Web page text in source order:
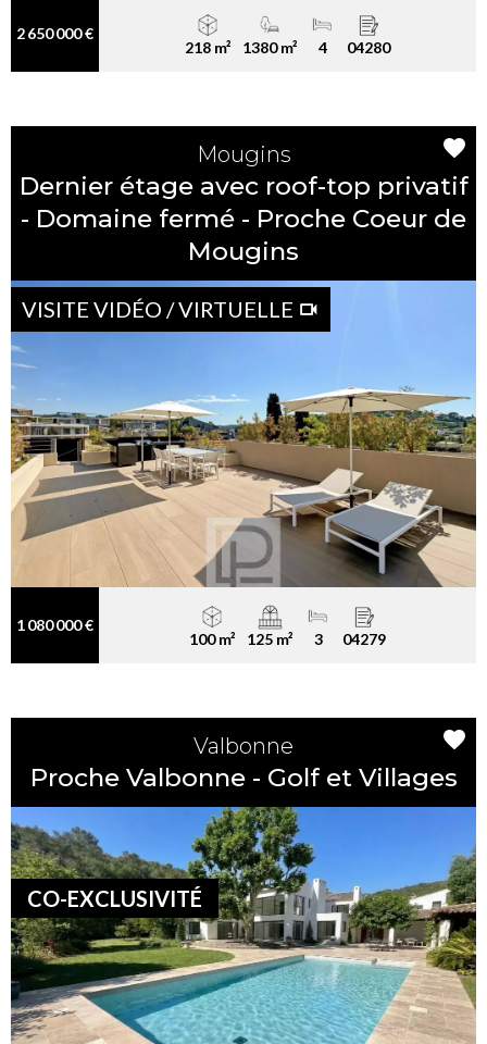
2 650 000 €
218 m² 1380 m² 4 04280
Mougins
Dernier étage avec roof-top privatif
- Domaine fermé - Proche Coeur de
Mougins
1 080 000 €
100 m² 125 m² 3 04279
VISITE VIDÉO / VIRTUELLE
Valbonne
Proche Valbonne - Golf et Villages
CO-EXCLUSIVITÉ